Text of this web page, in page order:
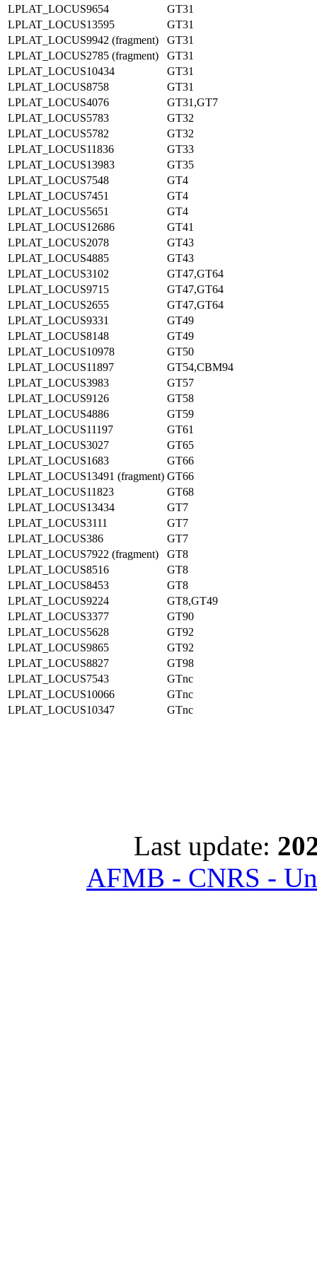
LPLAT_LOCUS9654
GT31
LPLAT_LOCUS13595
GT31
LPLAT_LOCUS9942 (fragment)
GT31
LPLAT_LOCUS2785 (fragment)
GT31
LPLAT_LOCUS10434
GT31
LPLAT_LOCUS8758
GT31
LPLAT_LOCUS4076
GT31,GT7
LPLAT_LOCUS5783
GT32
LPLAT_LOCUS5782
GT32
LPLAT_LOCUS11836
GT33
LPLAT_LOCUS13983
GT35
LPLAT_LOCUS7548
GT4
LPLAT_LOCUS7451
GT4
LPLAT_LOCUS5651
GT4
LPLAT_LOCUS12686
GT41
LPLAT_LOCUS2078
GT43
LPLAT_LOCUS4885
GT43
LPLAT_LOCUS3102
GT47,GT64
LPLAT_LOCUS9715
GT47,GT64
LPLAT_LOCUS2655
GT47,GT64
LPLAT_LOCUS9331
GT49
LPLAT_LOCUS8148
GT49
LPLAT_LOCUS10978
GT50
LPLAT_LOCUS11897
GT54,CBM94
LPLAT_LOCUS3983
GT57
LPLAT_LOCUS9126
GT58
LPLAT_LOCUS4886
GT59
LPLAT_LOCUS11197
GT61
LPLAT_LOCUS3027
GT65
LPLAT_LOCUS1683
GT66
LPLAT_LOCUS13491 (fragment) GT66
LPLAT_LOCUS11823
GT68
LPLAT_LOCUS13434
GT7
LPLAT_LOCUS3111
GT7
LPLAT_LOCUS386
GT7
LPLAT_LOCUS7922 (fragment)
GT8
LPLAT_LOCUS8516
GT8
LPLAT_LOCUS8453
GT8
LPLAT_LOCUS9224
GT8,GT49
LPLAT_LOCUS3377
GT90
LPLAT_LOCUS5628
GT92
LPLAT_LOCUS9865
GT92
LPLAT_LOCUS8827
GT98
LPLAT_LOCUS7543
GTnc
LPLAT_LOCUS10066
GTnc
LPLAT_LOCUS10347
GTnc
Last update:
AFMB - CNRS -